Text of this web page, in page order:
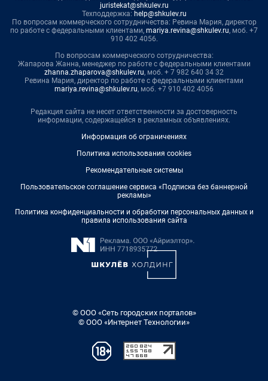
juristekat@shkulev.ru
Техподдержка: help@shkulev.ru
По вопросам коммерческого сотрудничества: Ревина Мария, директор
по работе с федеральными клиентами, mariya.revina@shkulev.ru, моб. +7
910 402 4056.
По вопросам коммерческого сотрудничества:
Жапарова Жанна, менеджер по работе с федеральными клиентами
zhanna.zhaparova@shkulev.ru, моб. + 7 982 640 34 32
Ревина Мария, директор по работе с федеральными клиентами
mariya.revina@shkulev.ru, моб. +7 910 402 4056
Редакция сайта не несет ответственности за достоверность
информации, содержащейся в рекламных объявлениях.
Информация об ограничениях
Политика использования cookies
Рекомендательные системы
Пользовательское соглашение сервиса «Подписка без баннерной
рекламы»
Политика конфиденциальности и обработки персональных данных и
правила использования сайта
© ООО «Сеть городских порталов»
© ООО «Интернет Технологии»